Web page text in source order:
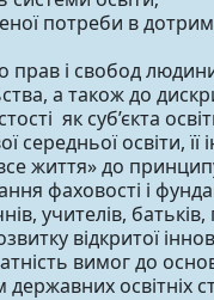
потреби в
і свобод
а також до
як суб’єкта
середньої освіти,
життя» до
фаховості і
учителів,
відкритої
вимог до
освітніх